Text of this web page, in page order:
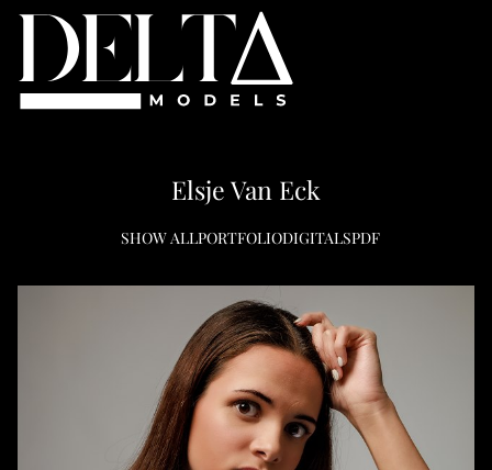
ElsjeVan Eck
SHOW ALLPORTFOLIODIGITALSPDF